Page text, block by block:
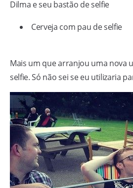
Dilma e seu bastão de selfie
Cerveja com pau de selfie
Mais um que arranjou uma nova
selfie. Só não sei se eu utilizaria